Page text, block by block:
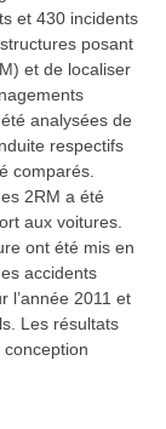
et 430 incidents
posant
et de localiser
analysées de
respectifs
comparés.
2RM a été
aux voitures.
ont été mis en
accidents
l’année 2011 et
Les résultats